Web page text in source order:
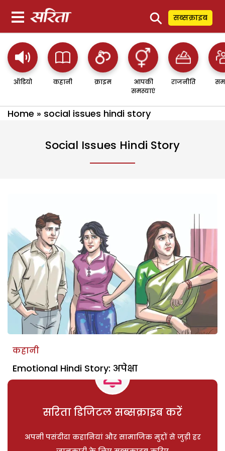
⚲ सब्सक्राइब
ऑडियो कहानी क्राइम
आपकी
समस्याएं
राजनीति
Home » social issues hindi story
Social Issues Hindi Story
कहानी
Emotional Hindi Story: अपेक्षा
सरिता डिजिटल सब्सक्राइब करें
अपनी पसंदीदा कहानियां और सामाजिक मुद्दों से जुड़ी हर